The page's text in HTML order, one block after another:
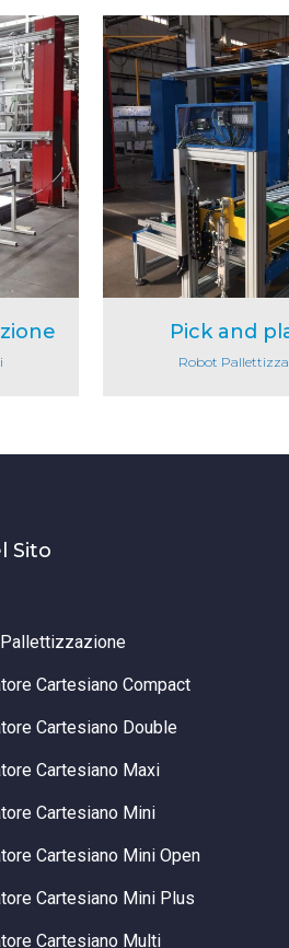
Dettaglio
Pick and
Robot
Sito
Cartesiano Compact
Cartesiano Double
Cartesiano Maxi
Cartesiano Mini
Cartesiano Mini Open
Cartesiano Mini Plus
Cartesiano Multi